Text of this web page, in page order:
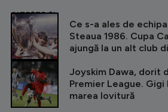
CITEȘTE ȘI
Ce s-a ales de
Steaua 1986. Cupa
ajungă la un alt club
Joyskim Dawa, dorit
Premier League.
marea lovitură